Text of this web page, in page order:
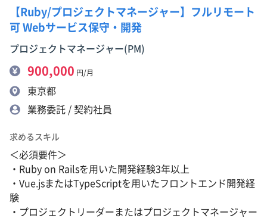
【Ruby/プロジェクトマネージャー】フルリモート
可 Webサービス保守・開発
プロジェクトマネージャー(PM)
900,000 円/月
東京都
業務委託 / 契約社員
求めるスキル
＜必須要件＞
・Ruby on Railsを用いた開発経験3年以上
・Vue.jsまたはTypeScriptを用いたフロントエンド開発経
験
・プロジェクトリーダーまたはプロジェクトマネージャー